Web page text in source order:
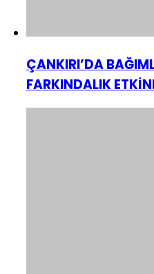
ÇANKIRI’DA
FARKINDALIK